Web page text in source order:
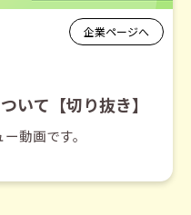
企業ページへ
いて【切り抜き】
動画です。